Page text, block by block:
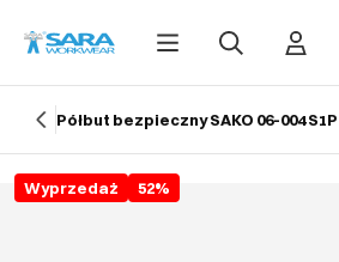
Półbut bezpieczny SAKO 06-004 S1P
Wyprzedaż 52%